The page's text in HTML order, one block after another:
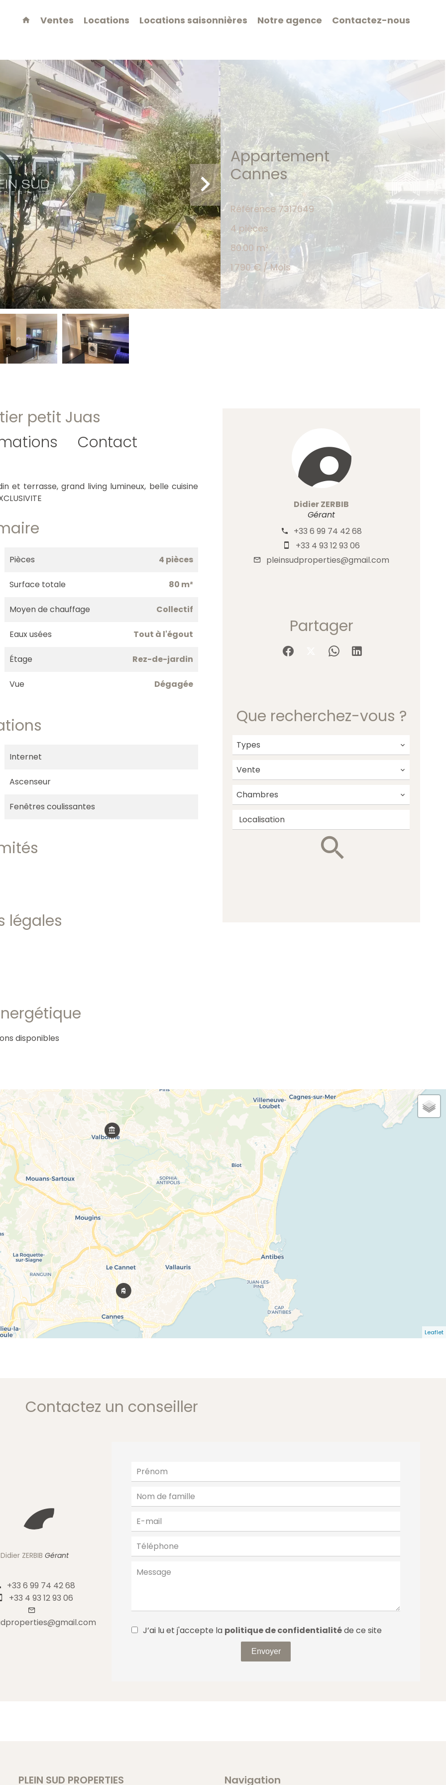
Ventes Locations Locations saisonnières Notre agence Contactez-nous
Appartement
Cannes
Référence7317649
4 pièces
80.00 m²
1 790 € / Mois
petit Juas
Contact
et terrasse, grand living lumineux, belle cuisine
Pièces 4 pièces
Surface totale 80 m²
Moyen de chauffage Collectif
Eaux usées Tout à l'égout
Étage Rez-de-jardin
Vue Dégagée
Internet
Ascenseur
Fenêtres coulissantes
légales
disponibles
Didier ZERBIB
Gérant
+33 6 99 74 42 68
+33 4 93 12 93 06
pleinsudproperties@gmail.com
Partager
Que recherchez-vous ?
Types
Vente
Chambres
Localisation
Leaflet
Contactez un conseiller
Didier ZERBIB Gérant
+33 6 99 74 42 68
+33 4 93 12 93 06
J’ai lu et j'accepte la politique de confidentialitéde ce site
Envoyer
PLEIN SUD PROPERTIES Navigation